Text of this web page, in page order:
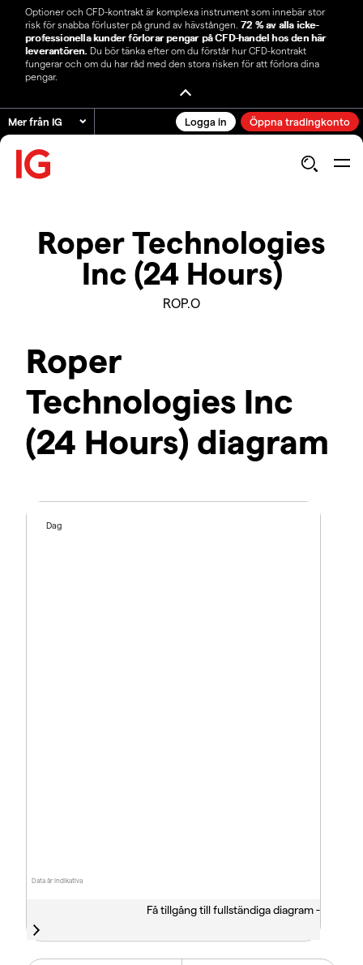
Optioner och CFD-kontrakt är komplexa instrument som innebär stor
risk för snabba förluster på grund av hävstången. 72 % av alla icke-
professionella kunder förlorar pengar på CFD-handel hos den här
leverantören. Du bör tänka efter om du förstår hur CFD-kontrakt
fungerar och om du har råd med den stora risken för att förlora dina
pengar.
Mer från IG Logga in Öppna tradingkonto
Roper Technologies
Inc (24 Hours)
ROP.O
Roper
Technologies Inc
(24 Hours) diagram
Data är indikativa
Dag
Få tillgång till fullständiga diagram -